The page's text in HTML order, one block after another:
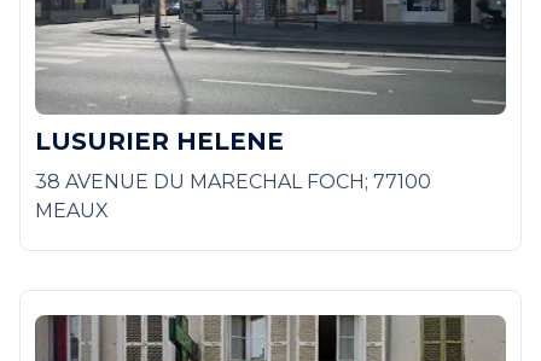
LUSURIER HELENE
38 AVENUE DU MARECHAL FOCH; 77100
MEAUX